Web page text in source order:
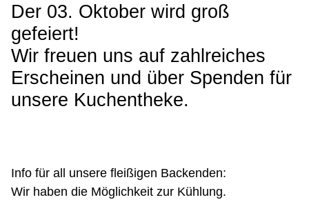
Der 03. Oktober wird groß
gefeiert!
Wir freuen uns auf zahlreiches
Erscheinen und über Spenden für
unsere Kuchentheke.
Info für all unsere fleißigen Backenden:
Wir haben die Möglichkeit zur Kühlung.